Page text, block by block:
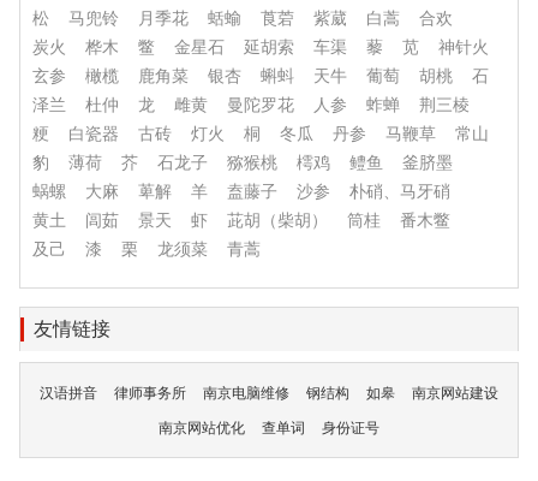
松
马兜铃 月季花 蛞蝓 莨菪 紫葳 白蒿
合欢
炭火
桦木 鳖 金星石 延胡索 车渠 藜 苋
神针火
玄参
橄榄 鹿角菜 银杏 蝌蚪 天牛 葡萄 胡桃
石
泽兰
杜仲 龙 雌黄 曼陀罗花 人参 蚱蝉
荆三棱
粳
白瓷器 古砖 灯火 桐 冬瓜 丹参 马鞭草
常山
豹
薄荷 芥 石龙子 猕猴桃 樗鸡 鳢鱼
釜脐墨
蜗螺
大麻 萆解 羊 盍藤子 沙参
朴硝、马牙硝
黄土
闾茹 景天 虾 茈胡（柴胡） 筒桂
番木鳖
及己
漆 栗 龙须菜 青蒿
友情链接
汉语拼音 律师事务所 南京电脑维修 钢结构 如皋 南京网站建设
南京网站优化 查单词 身份证号